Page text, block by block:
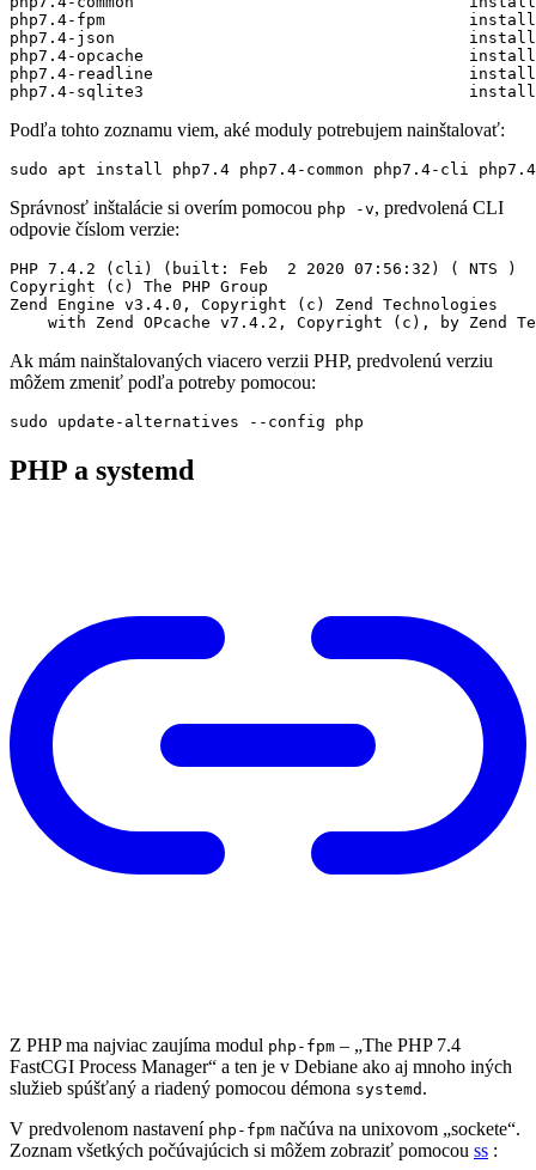
php7.4-fpm                                      install
php7.4-json                                     install
php7.4-opcache                                  install
php7.4-readline                                 install
Podľa tohto zoznamu viem, aké moduly potrebujem nainštalovať:
Správnosť inštalácie si overím pomocou php -v, predvolená CLI
odpovie číslom verzie:
PHP 7.4.2 (cli) (built: Feb  2 2020 07:56:32) ( NTS )
Copyright (c) The PHP Group
Zend Engine v3.4.0, Copyright (c) Zend Technologies
Ak mám nainštalovaných viacero verzii PHP, predvolenú verziu
môžem zmeniť podľa potreby pomocou:
PHP a systemd
Z PHP ma najviac zaujíma modul php-fpm – „The PHP 7.4
FastCGI Process Manager“ a ten je v Debiane ako aj mnoho iných
služieb spúšťaný a riadený pomocou démona systemd .
V predvolenom nastavení php-fpm načúva na unixovom „sockete“.
Zoznam všetkých počúvajúcich si môžem zobraziť pomocou ss :